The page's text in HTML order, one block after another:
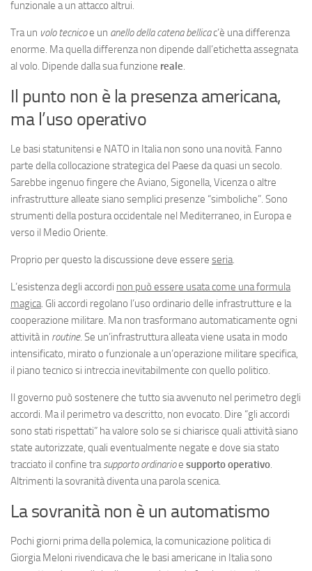
funzionale a un attacco altrui.
Tra un volo tecnicoe un anello della catena bellicac’è una differenza
enorme. Ma quella differenza non dipende dall’etichetta assegnata
al volo. Dipende dalla sua funzione reale.
Il punto non è la presenza americana,
ma l’uso operativo
Le basi statunitensi e NATO in Italia non sono una novità. Fanno
parte della collocazione strategica del Paese da quasi un secolo.
Sarebbe ingenuo fingere che Aviano, Sigonella, Vicenza o altre
infrastrutture alleate siano semplici presenze “simboliche”. Sono
strumenti della postura occidentale nel Mediterraneo, in Europa e
verso il Medio Oriente.
Proprio per questo la discussione deve essere seria.
L’esistenza degli accordi non può essere usata come una formula
magica. Gli accordi regolano l’uso ordinario delle infrastrutture e la
cooperazione militare. Ma non trasformano automaticamente ogni
attività in routine. Se un’infrastruttura alleata viene usata in modo
intensificato, mirato o funzionale a un’operazione militare specifica,
il piano tecnico si intreccia inevitabilmente con quello politico.
Il governo può sostenere che tutto sia avvenuto nel perimetro degli
accordi. Ma il perimetro va descritto, non evocato. Dire “gli accordi
sono stati rispettati” ha valore solo se si chiarisce quali attività siano
state autorizzate, quali eventualmente negate e dove sia stato
tracciato il confine trasupporto ordinarioe supporto operativo.
Altrimenti la sovranità diventa una parola scenica.
La sovranità non è un automatismo
Pochi giorni prima della polemica, la comunicazione politica di
Giorgia Meloni rivendicava che le basi americane in Italia sono